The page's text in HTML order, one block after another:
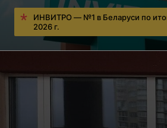
ИНВИТРО — №1 в Беларуси по
2026 г.